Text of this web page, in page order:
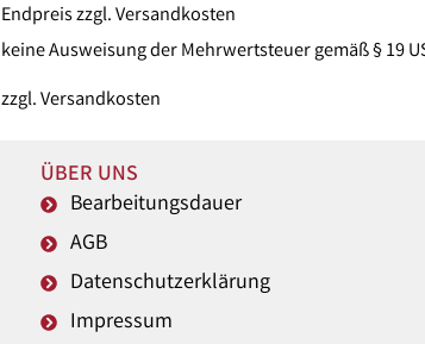
Endpreis zzgl. Versandkosten
keine Ausweisung der Mehrwertsteuer gemäß § 19
zzgl.Versandkosten
ÜBER UNS
Bearbeitungsdauer
AGB
Datenschutzerklärung
Impressum